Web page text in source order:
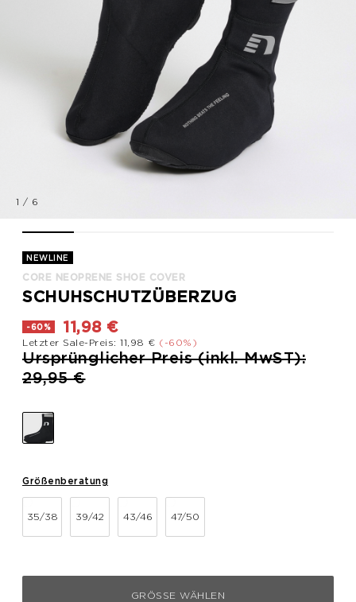
1 / 6
NEWLINE
CORE NEOPRENE SHOE COVER
SCHUHSCHUTZÜBERZUG
-60% 11,98 €
Letzter Sale-Preis: 11,98 € (-60%)
Preis reduziert von
Ursprünglicher Preis (inkl. MwST):
29,95 €bis
Größenberatung
35/38 39/42 43/46 47/50
GRÖSSE WÄHLEN